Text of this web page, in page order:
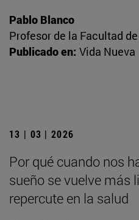
Pablo Blanco
Profesor de la Facultad
Publicado en: Vida Nueva
13 | 03 | 2026
Por qué cuando nos
sueño se vuelve más
repercute en la salud